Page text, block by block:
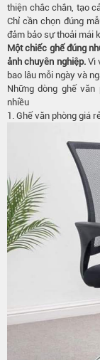
thiện chắc chắn, tạo
Chỉ cần chọn đúng
đảm bảo sự thoải mái
Một chiếc ghế đúng
ảnh chuyên nghiệp.Vì
bao lâu mỗi ngày và
Những dòng ghế
nhiều
1. Ghế văn phòng giá